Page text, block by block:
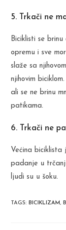
5. Trkači ne
Biciklisti se
opremu i sve
slaže sa
njihovim
ali se ne brinu
patikama.
6. Trkači ne
Većina
padanje u
ljudi su u šoku.
TAGS:BICIKLIZAM,